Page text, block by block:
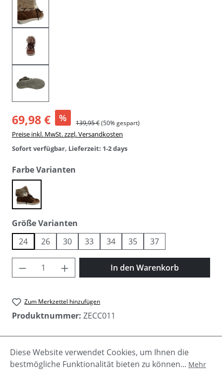
69,98 € % 139,95 €(50% gespart)
Preise inkl. MwSt. zzgl. Versandkosten
Sofort verfügbar, Lieferzeit: 1-2 days
Farbe Varianten
braun
Größe Varianten
24
26 30 33 34 35 37
Produkt Anzahl: Gib den gewünschten
In den Warenkorb
Zum Merkzettel hinzufügen
Produktnummer: ZECC011
Beschreibung
Diese Website verwendet Cookies, um Ihnen die
bestmögliche Funktionalität bieten zu können... Mehr